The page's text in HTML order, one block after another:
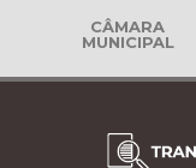
CÂMARA
MUNICIPAL